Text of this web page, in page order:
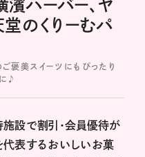
ハーバー、ヤ
堂のくりーむパ
褒美スイーツにもぴったり
♪
設で割引・会員優待が
代表するおいしいお菓